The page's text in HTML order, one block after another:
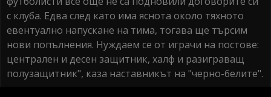
с клуба. Едва след като има яснота около тяхното
евентуално напускане на тима, тогава ще търсим
нови попълнения. Нуждаем се от играчи на постове:
централен и десен защитник, халф и разиграващ
полузащитник", каза наставникът на "черно-белите".